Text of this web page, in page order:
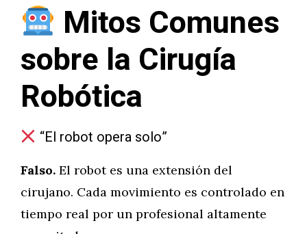
Mitos Comunes
sobre la Cirugía
Robótica
“El robot opera solo”
Falso. El robot es una extensión del
cirujano. Cada movimiento es controlado en
tiempo real por un profesional altamente